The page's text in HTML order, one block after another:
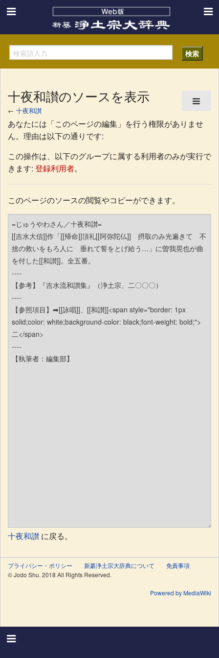
十夜和讃のソースを表示
← 十夜和讃
あなたには「このページの編集」を行う権限がありませ
ん。理由は以下の通りです:
この操作は、以下のグループに属する利用者のみが実行で
きます: 登録利用者。
このページのソースの閲覧やコピーができます。
十夜和讃 に戻る。
プライバシー・ポリシー 新纂浄土宗大辞典について
免責事項
© Jodo Shu. 2018 All Rights Reserved.
Powered by MediaWiki